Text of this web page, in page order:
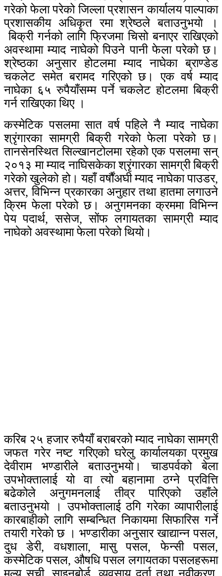
गरेको फेला परेको जिल्ला प्रशासन कार्यालय पाल्पाका
प्रशासकीय अधिकृत रमा श्रेष्ठले बताउनुभयाे ।
बिक्री गर्नको लागि फ्रिजमा चिसो बनाएर राखिएको
अवस्थामा म्याद नाघेको पिउने पानी फेला परेको छ।
श्रेष्ठका अनुसार होटलमा म्याद नाघेका ब्राण्डेड
चकलेट समेत बरामद गरिएको छ। एक वर्ष म्याद
नाघेका ६५ रुपैयाँसम्म पर्ने चकलेट होटलमा बिक्री
गर्न राखिएका थिए ।
कस्मेटिक पसलमा सात वर्ष पहिले नै म्याद नाघेका
श्रृंगारका सामग्री बिक्री गरेको फेला परेको छ।
तानसेनस्थित सिल्खानटोलमा रहेको एक पसलमा सन्
२०१३ मा म्याद नाघिसकेका श्रृंगारका सामग्री बिक्री
गरेको खुलेको हो। यहाँ वर्षौंअघी म्याद नाघेका पाउडर,
अत्तर, विभिन्न प्रकारका अनुहार तथा हातमा लगाउने
क्रिम फेला परेको छ। अनुगमनका क्रममा विभिन्न
पेय पदार्थ, ससेज, सोंफ लगायतका सामग्री म्याद
नाघेको अवस्थामा फेला परेको थियो।
करिब २५ हजार रुपैयाँ बराबरको म्याद नाघेका सामग्री
जफत गरेर नष्ट गरिएको घरेलु कार्यालयका प्रमुख
देवीराम भण्डारीले बताउनुभयाे। चाडपर्वको बेला
उपभोक्तालाई यो वा त्यो बहानामा ठग्ने प्रवित्ति
बढेकोले अनुगमनलाई तीव्र पारिएको उहाँले
बताउनुभयाे । उपभोक्तालाई ठगि गरेका व्यापारीलाई
कारबाहीको लागि सम्बन्धित निकायमा सिफारिस गर्ने
तयारी गरेकाे छ । भण्डारीका अनुसार खाद्यान्न पसल,
दुध डेरी, वधशाला, मासु पसल, फेन्सी पसल,
कस्मेटिक पसल, औषधि पसल लगायतका पसलहरूमा